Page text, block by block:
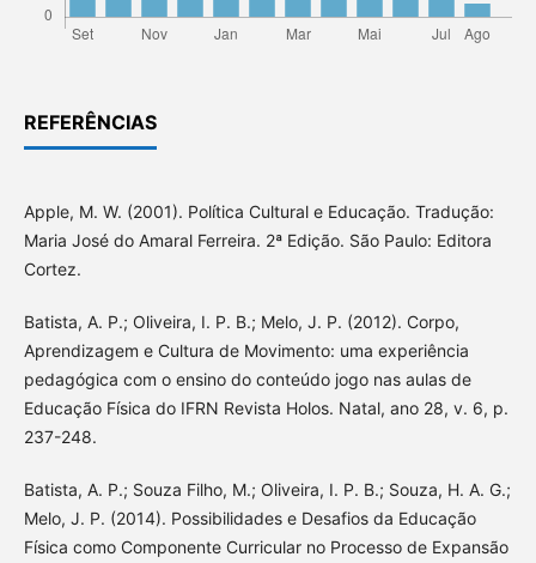
REFERÊNCIAS
Apple, M. W. (2001). Política Cultural e Educação. Tradução:
Maria José do Amaral Ferreira. 2ª Edição. São Paulo: Editora
Cortez.
Batista, A. P.; Oliveira, I. P. B.; Melo, J. P. (2012). Corpo,
Aprendizagem e Cultura de Movimento: uma experiência
pedagógica com o ensino do conteúdo jogo nas aulas de
Educação Física do IFRN Revista Holos. Natal, ano 28, v. 6, p.
237-248.
Batista, A. P.; Souza Filho, M.; Oliveira, I. P. B.; Souza, H. A. G.;
Melo, J. P. (2014). Possibilidades e Desafios da Educação
Física como Componente Curricular no Processo de Expansão